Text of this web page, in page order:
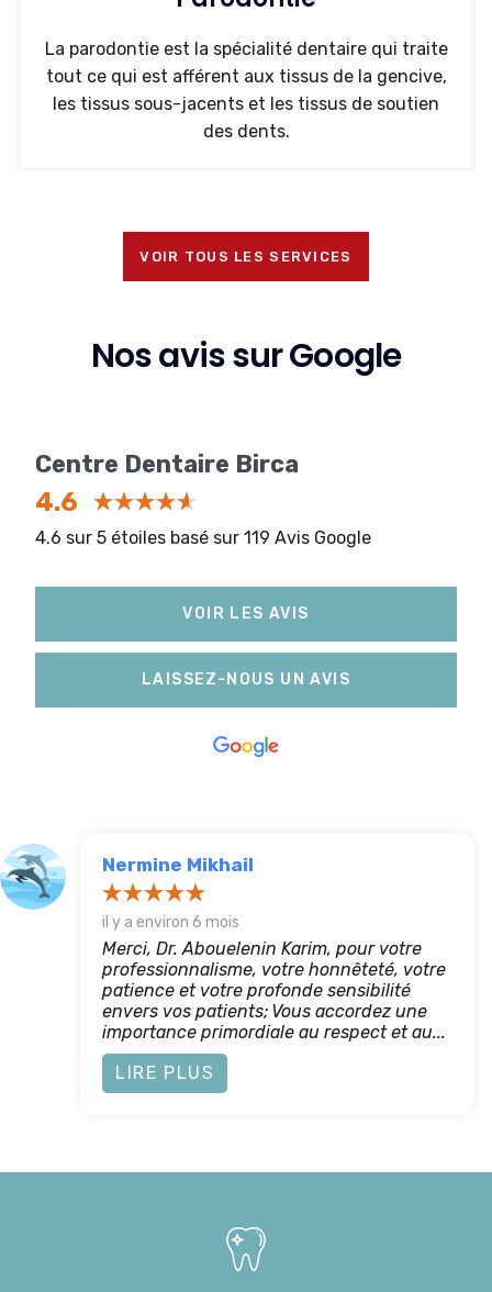
La parodontie est la spécialité dentaire qui traite
tout ce qui est afférent aux tissus de la gencive,
les tissus sous-jacents et les tissus de soutien
des dents.
VOIR TOUS LES SERVICES
Nos avis sur Google
Centre Dentaire Birca
4.6
4.6 sur 5 étoiles basé sur 119 Avis Google
VOIR LES AVIS
LAISSEZ-NOUS UN AVIS
Nermine Mikhail
il y a environ 6 mois
Merci, Dr. Abouelenin Karim, pour votre
professionnalisme, votre honnêteté, votre
patience et votre profonde sensibilité
envers vos patients; Vous accordez une
importance primordiale au respect et au...
LIRE PLUS